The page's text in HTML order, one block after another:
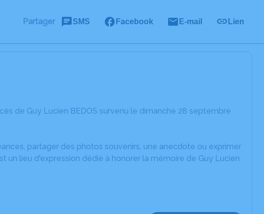
Partager SMS Facebook E-mail Lien
de Guy Lucien BEDOS survenu le dimanche 28 septembre
partager des photos souvenirs, une anecdote ou exprimer
lieu d'expression dédié à honorer la mémoire de Guy Lucien